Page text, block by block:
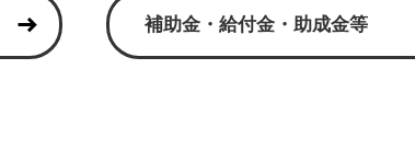
補助金・給付金・助成金等